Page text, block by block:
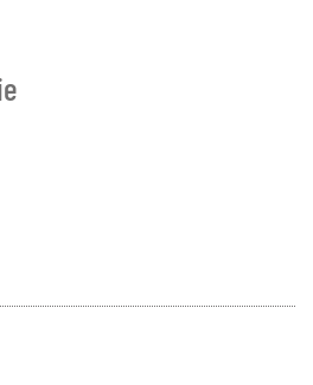
+